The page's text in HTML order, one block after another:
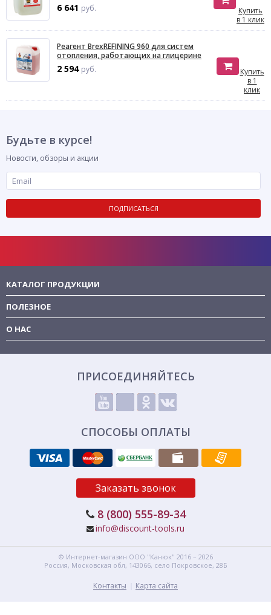
6 641 руб.
Купить
в 1 клик
Реагент BrexREFINING 960 для систем
отопления, работающих на глицерине
2 594 руб.
Купить
в 1
клик
Будьте в курсе!
Новости, обзоры и акции
ПОДПИСАТЬСЯ
КАТАЛОГ ПРОДУКЦИИ
ПОЛЕЗНОЕ
О НАС
ПРИСОЕДИНЯЙТЕСЬ
СПОСОБЫ ОПЛАТЫ
Заказать звонок
8 (800) 555-89-34
info@discount-tools.ru
© Интернет-магазин ООО "Канюк" 2016 – 2026
Россия, Московская обл, 143066, село Покровское, 28Б
Контакты Карта сайта